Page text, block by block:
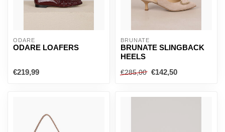
ODARE
ODARE LOAFERS
€219,99
BRUNATE
BRUNATE SLINGBACK
HEELS
€285,00 €142,50